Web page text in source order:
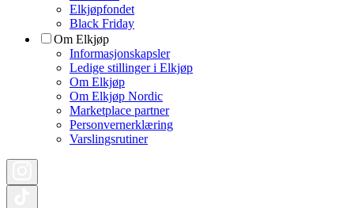
Elkjøpfondet
Black Friday
Om Elkjøp
Informasjonskapsler
Ledige stillinger i Elkjøp
Om Elkjøp
Om Elkjøp Nordic
Marketplace partner
Personvernerklæring
Varslingsrutiner